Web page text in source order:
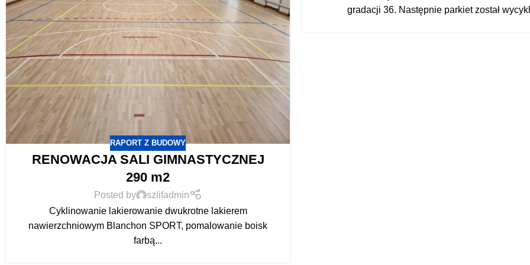
RAPORT Z BUDOWY
RENOWACJA SALI GIMNASTYCZNEJ
290 m2
Posted by
szlifadmin
Cyklinowanie lakierowanie dwukrotne lakierem
nawierzchniowym Blanchon SPORT, pomalowanie boisk
farbą...
gradacji 36. Następnie parkiet został